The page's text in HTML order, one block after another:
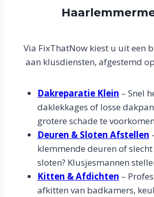
Via FixThatNow kiest u uit een
aan klusdiensten, afgestemd
Dakreparatie Klein – Snel
daklekkages of losse
grotere schade te
Deuren & Sloten Afstellen
klemmende deuren of
sloten? Klusjesmannen
Kitten & Afdichten –
afkitten van badkamers,